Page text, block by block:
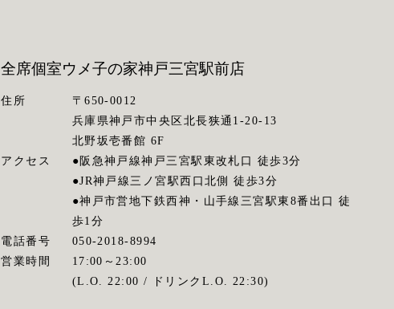
全席個室ウメ子の家神戸三宮駅前店
住所
〒650-0012
兵庫県神戸市中央区北長狭通1-20-13
北野坂壱番館 6F
アクセス
●阪急神戸線神戸三宮駅東改札口 徒歩3分
●JR神戸線三ノ宮駅西口北側 徒歩3分
●神戸市営地下鉄西神・山手線三宮駅東8番出口 徒
歩1分
電話番号
050-2018-8994
営業時間
17:00～23:00
(L.O. 22:00 / ドリンクL.O. 22:30)